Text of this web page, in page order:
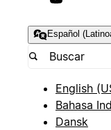
Español
English
Bahasa
Dansk